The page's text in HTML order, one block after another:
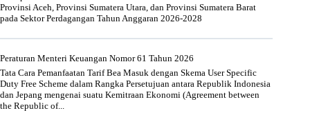
Provinsi Aceh, Provinsi Sumatera Utara, dan Provinsi Sumatera Barat
pada Sektor Perdagangan Tahun Anggaran 2026-2028
Peraturan Menteri Keuangan Nomor 61 Tahun 2026
Tata Cara Pemanfaatan Tarif Bea Masuk dengan Skema User Specific
Duty Free Scheme dalam Rangka Persetujuan antara Republik Indonesia
dan Jepang mengenai suatu Kemitraan Ekonomi (Agreement between
the Republic of...